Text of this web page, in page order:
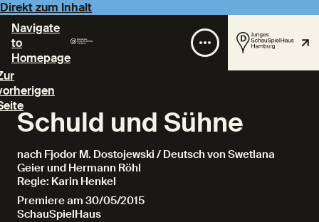
Direkt zum Inhalt
Navigate
to
Homepage
Schuld und Sühne
nach Fjodor M. Dostojewski / Deutsch von Swetlana
Geier und Hermann Röhl
Regie: Karin Henkel
Premiere am 30/05/2015
SchauSpielHaus